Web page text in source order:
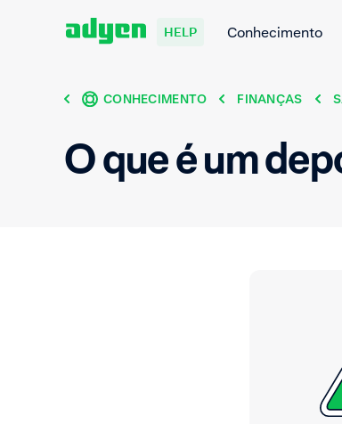
HELP Conhecimento
CONHECIMENTO FINANÇAS
O que é um